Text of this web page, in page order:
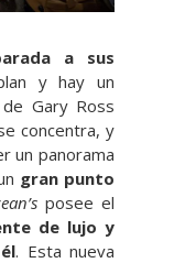
a sus
y hay un
Gary Ross
concentra, y
un panorama
gran punto
posee el
de lujo y
. Esta nueva